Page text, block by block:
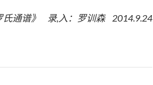
氏通谱》 录,入：罗训森 2014.9.24